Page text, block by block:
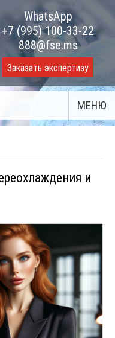
WhatsApp
+7 (995) 100-33-22
888@fse.ms
Заказать экспертизу
МЕНЮ
и